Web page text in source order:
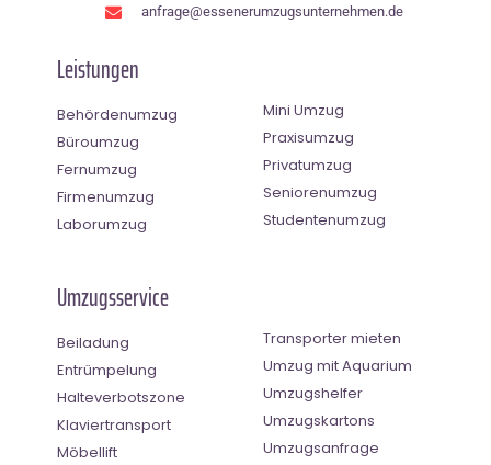
anfrage@essenerumzugsunternehmen.de
Leistungen
Behördenumzug
Büroumzug
Fernumzug
Firmenumzug
Laborumzug
Mini Umzug
Praxisumzug
Privatumzug
Seniorenumzug
Studentenumzug
Umzugsservice
Beiladung
Entrümpelung
Halteverbotszone
Klaviertransport
Möbellift
Transporter mieten
Umzug mit Aquarium
Umzugshelfer
Umzugskartons
Umzugsanfrage